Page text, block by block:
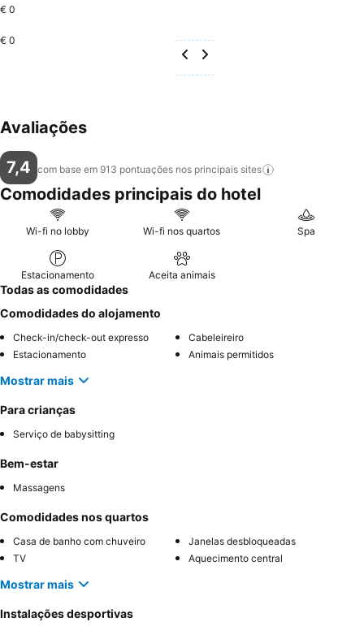
€ 0
€ 0
Avaliações
7,4 com base em 913 pontuações nos principais sites
Comodidades principais do hotel
Wi-fi no lobby Wi-fi nos quartos Spa
Estacionamento Aceita animais
Todas as comodidades
Comodidades do alojamento
Check-in/check-out expresso
Cabeleireiro
Estacionamento
Animais permitidos
Mostrar mais
Para crianças
Serviço de babysitting
Bem-estar
Massagens
Comodidades nos quartos
Casa de banho com chuveiro
Janelas desbloqueadas
TV
Aquecimento central
Mostrar mais
Instalações desportivas